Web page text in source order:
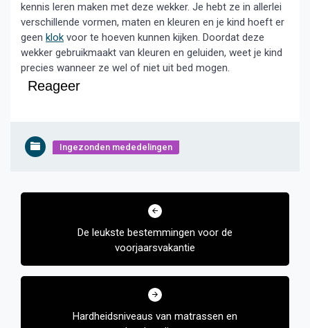
kennis leren maken met deze wekker. Je hebt ze in allerlei
verschillende vormen, maten en kleuren en je kind hoeft er
geen klok voor te hoeven kunnen kijken. Doordat deze
wekker gebruikmaakt van kleuren en geluiden, weet je kind
precies wanneer ze wel of niet uit bed mogen.
Reageer
Ingezonden mededelingen
Bericht
De leukste bestemmingen voor de
voorjaarsvakantie
Hardheidsniveaus van matrassen en